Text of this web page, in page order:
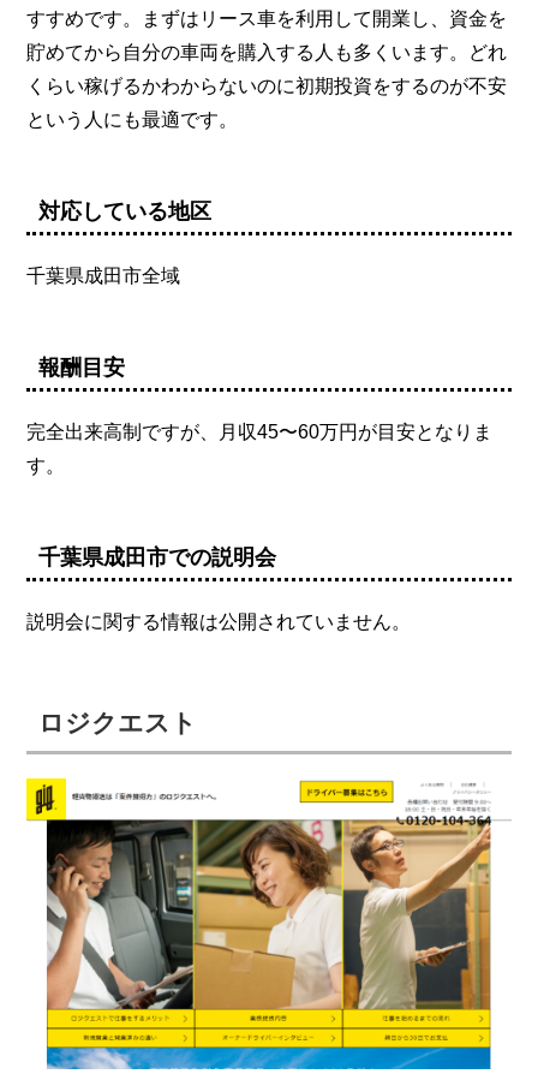
すすめです。まずはリース車を利用して開業し、資金を
貯めてから自分の車両を購入する人も多くいます。どれ
くらい稼げるかわからないのに初期投資をするのが不安
という人にも最適です。
対応している地区
千葉県成田市全域
報酬目安
完全出来高制ですが、月収45〜60万円が目安となりま
す。
千葉県成田市での説明会
説明会に関する情報は公開されていません。
ロジクエスト